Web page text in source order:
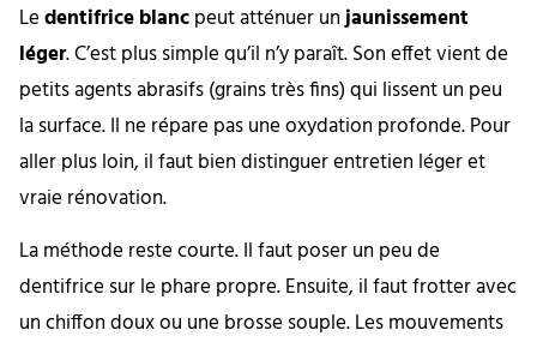
Ledentifrice blancpeut atténuer unjaunissement
léger. C’est plus simple qu’il n’y paraît. Son effet vient de
petits agents abrasifs (grains très fins) qui lissent un peu
la surface. Il ne répare pas une oxydation profonde. Pour
aller plus loin, il faut bien distinguer entretien léger et
vraie rénovation.
La méthode reste courte. Il faut poser un peu de
dentifrice sur le phare propre. Ensuite, il faut frotter avec
un chiffon doux ou une brosse souple. Les mouvements